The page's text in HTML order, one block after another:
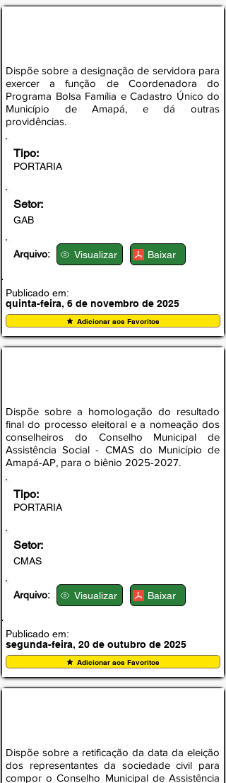
Dispõe sobre a designação de servidora para
exercer a função de Coordenadora do
Programa Bolsa Família e Cadastro Único do
Município de Amapá, e dá outras
providências.
Tipo:
PORTARIA
Setor:
GAB
Arquivo: Visualizar Baixar
Publicado em:
quinta-feira, 6 de novembro de 2025
Adicionar aos Favoritos
Dispõe sobre a homologação do resultado
final do processo eleitoral e a nomeação dos
conselheiros do Conselho Municipal de
Assistência Social - CMAS do Município de
Amapá-AP, para o biênio 2025-2027.
Tipo:
PORTARIA
Setor:
CMAS
Arquivo: Visualizar Baixar
Publicado em:
segunda-feira, 20 de outubro de 2025
Adicionar aos Favoritos
Dispõe sobre a retificação da data da eleição
dos representantes da sociedade civil para
compor o Conselho Municipal de Assistência